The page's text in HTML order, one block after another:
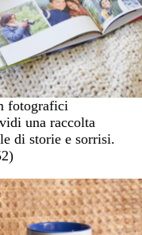
fotografici
una raccolta
di storie e sorrisi.
)